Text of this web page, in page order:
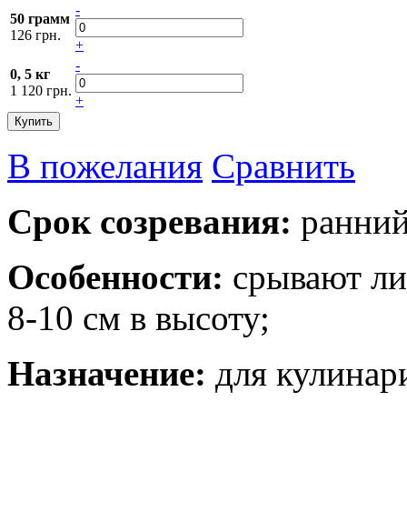
50 грамм
126 грн.
-
+
0, 5 кг
1 120 грн.
-
+
Купить
В пожелания Сравнить
Срок созревания:
Особенности: срывают
8-10 см в высоту;
Назначение: для